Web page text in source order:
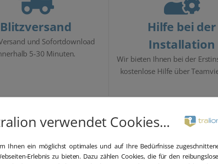
Blitzversand
und Sofortdownload
5-30 Minuten.
Hilfe bei der
Installation
Wir bieten Ihnen bei der
kostenlose Hilfe über
Beschreibung Details Lieferumfang
verwendet Cookies...
Ihnen ein möglichst optimales und auf Ihre Bedürfnisse
Erlebnis zu bieten. Dazu zählen Cookies, die für den